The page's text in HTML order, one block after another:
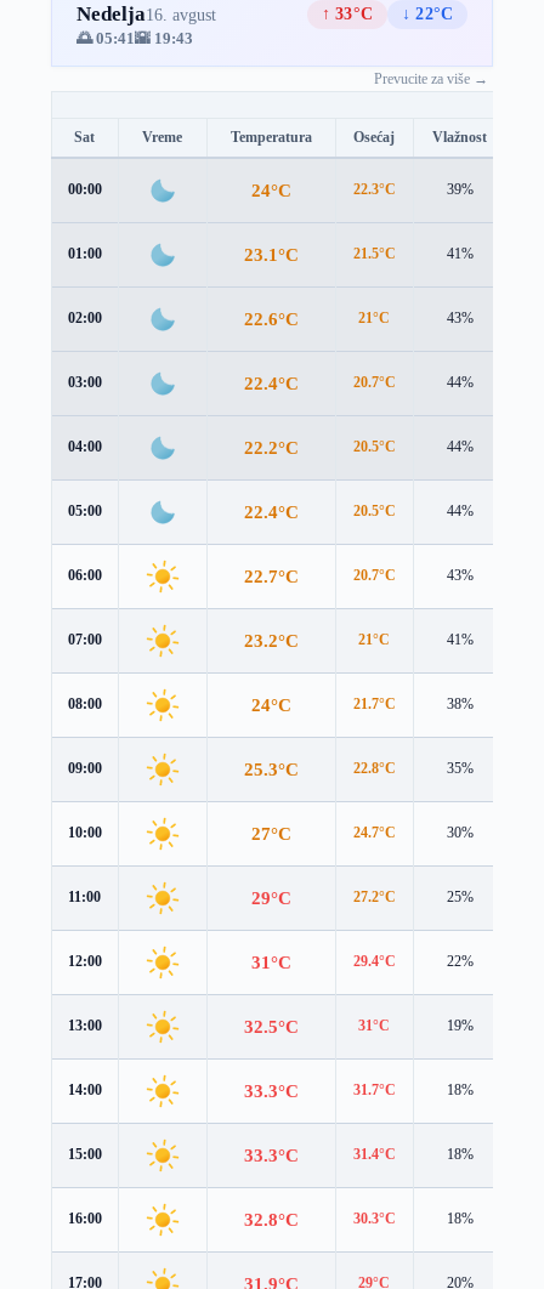
Nedelja16. avgust ↑ 33°C
↓ 22°C
🌅 05:41🌇 19:43
Prevucite za više →
Sat Vreme Temperatura Osećaj Vlažnost
00:00 24°C 22.3°C 39%
01:00 23.1°C 21.5°C 41%
02:00 22.6°C 21°C 43%
03:00 22.4°C 20.7°C 44%
04:00 22.2°C 20.5°C 44%
05:00 22.4°C 20.5°C 44%
06:00 22.7°C 20.7°C 43%
07:00 23.2°C 21°C 41%
08:00 24°C 21.7°C 38%
09:00 25.3°C 22.8°C 35%
10:00 27°C 24.7°C 30%
11:00 29°C 27.2°C 25%
12:00 31°C 29.4°C 22%
13:00 32.5°C 31°C 19%
14:00 33.3°C 31.7°C 18%
15:00 33.3°C 31.4°C 18%
16:00 32.8°C 30.3°C 18%
17:00 31.9°C 29°C 20%